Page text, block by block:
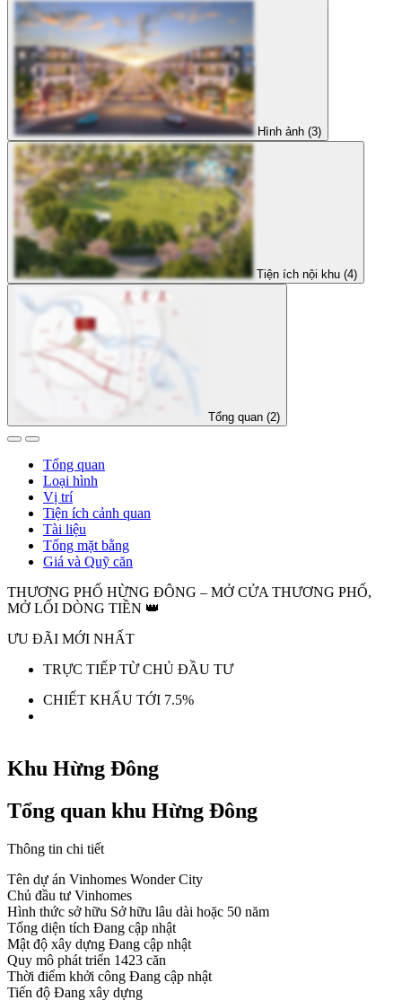
Hình ảnh (3)
Tiện ích nội khu (4)
Tổng quan (2)
Tổng quan
Loại hình
Vị trí
Tiện ích cảnh quan
Tài liệu
Tổng mặt bằng
Giá và Quỹ căn
THƯƠNG PHỐ HỪNG ĐÔNG – MỞ CỬA THƯƠNG PHỐ,
MỞ LỐI DÒNG TIỀN 👑
ƯU ĐÃI MỚI NHẤT
TRỰC TIẾP TỪ CHỦ ĐẦU TƯ
CHIẾT KHẤU TỚI 7.5%
Khu Hừng Đông
Tổng quan khu Hừng Đông
Thông tin chi tiết
Tên dự án Vinhomes Wonder City
Chủ đầu tư Vinhomes
Hình thức sở hữu Sở hữu lâu dài hoặc 50 năm
Tổng diện tích Đang cập nhật
Mật độ xây dựng Đang cập nhật
Quy mô phát triển 1423 căn
Thời điểm khởi công Đang cập nhật
Tiến độ Đang xây dựng